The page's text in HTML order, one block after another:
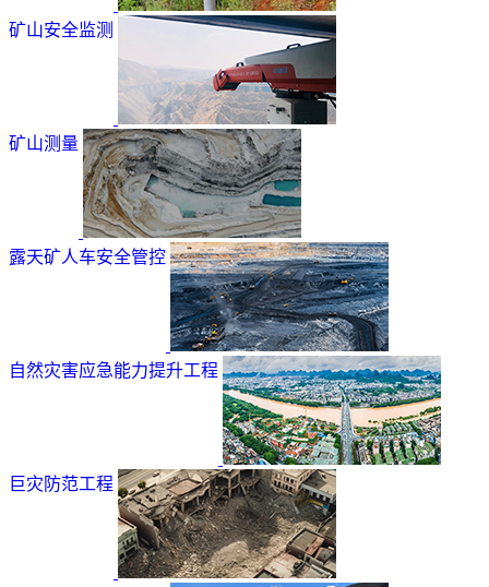
矿山安全监测
矿山测量
露天矿人车安全管控
自然灾害应急能力提升工程
巨灾防范工程